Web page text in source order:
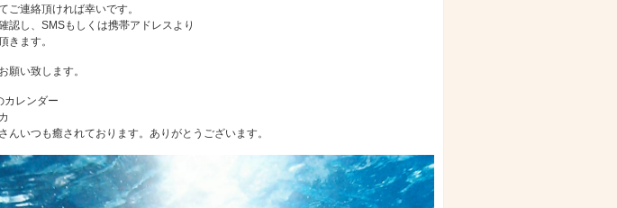
ご連絡頂ければ幸いです。
認し、SMSもしくは携帯アドレスより
きます。
願い致します。
カレンダー
んいつも癒されております。ありがとうございます。